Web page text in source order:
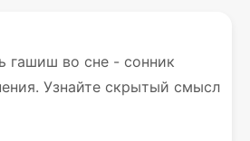
гашиш во сне - сонник
Узнайте скрытый смысл